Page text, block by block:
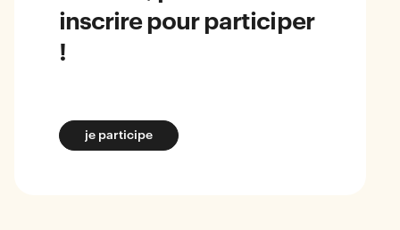
inscrire pour participer
!
je participe